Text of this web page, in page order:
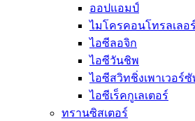
ออปแอมป์
ไมโครคอนโทรลเลอร์
ไอซีลอจิก
ไอซีวันชิพ
ไอซีสวิทชิ่งเพาเวอร์
ไอซีเร็คกูเลเตอร์
ทรานซิสเตอร์